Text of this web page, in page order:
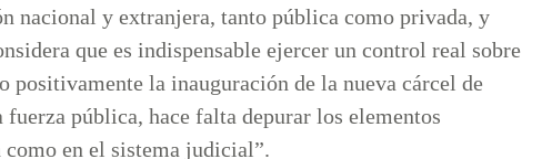
nacional y extranjera, tanto pública como privada, y
que es indispensable ejercer un control real sobre
positivamente la inauguración de la nueva cárcel de
pública, hace falta depurar los elementos
en el sistema judicial”.